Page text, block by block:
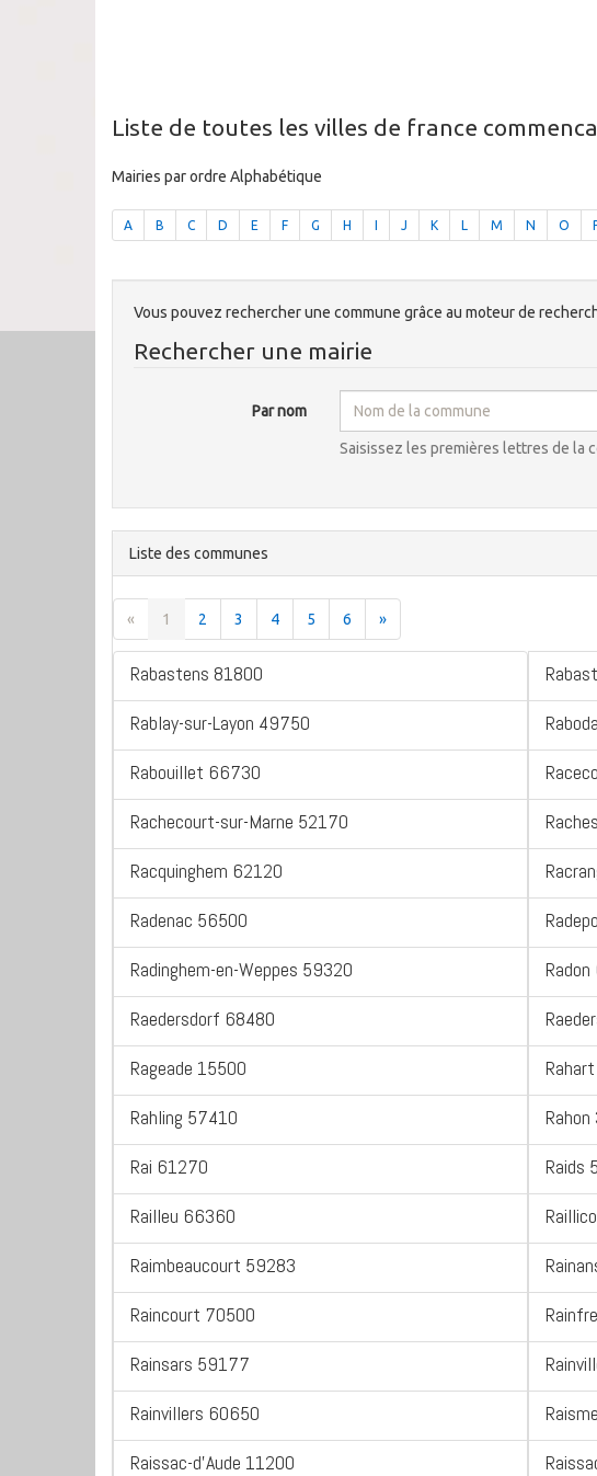
Liste de toutes les villes de france
Mairies par ordre Alphabétique
A B C D E F G H I J K L M N O
Vous pouvez rechercher une commune grâce au moteur de
Rechercher une mairie
Par nom
Saisissez les premières lettres de la
Liste des communes
« 1 2 3 4 5 6 »
Rabastens 81800
Rablay-sur-Layon 49750
Rabouillet 66730
Rachecourt-sur-Marne 52170
Racquinghem 62120
Radenac 56500
Radinghem-en-Weppes 59320
Raedersdorf 68480
Rageade 15500
Rahling 57410
Rai 61270
Raids
Railleu 66360
Raimbeaucourt 59283
Raincourt 70500
Rainsars 59177
Rainvillers 60650
Raissac-d'Aude 11200